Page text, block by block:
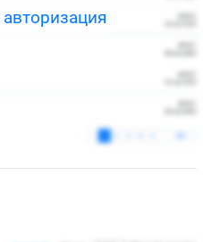
авторизация